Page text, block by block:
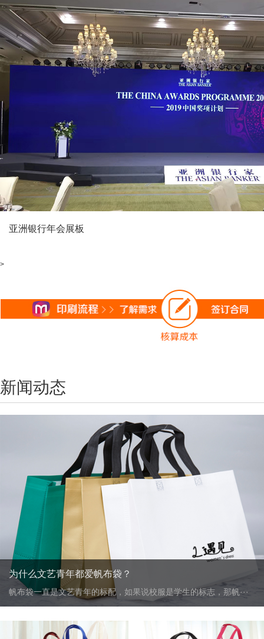
亚洲银行年会展板
>
新闻动态
为什么文艺青年都爱帆布袋？
帆布袋一直是文艺青年的标配，如果说校服是学生的标志，那帆···